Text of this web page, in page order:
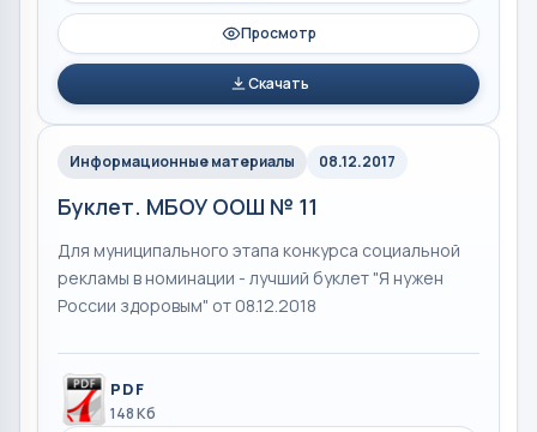
Просмотр
Скачать
Информационные материалы 08.12.2017
Буклет. МБОУ ООШ № 11
Для муниципального этапа конкурса социальной
рекламы в номинации - лучший буклет "Я нужен
России здоровым" от 08.12.2018
PDF
148 Кб